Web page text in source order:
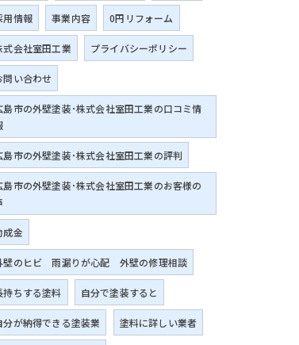
用情報 事業内容 0円リフォーム
式会社室田工業 プライバシーポリシー
問い合わせ
島市の外壁塗装･株式会社室田工業の口コミ情
島市の外壁塗装･株式会社室田工業の評判
島市の外壁塗装･株式会社室田工業のお客様の
成金
壁のヒビ 雨漏りが心配 外壁の修理相談
持ちする塗料 自分で塗装すると
分が納得できる塗装業 塗料に詳しい業者